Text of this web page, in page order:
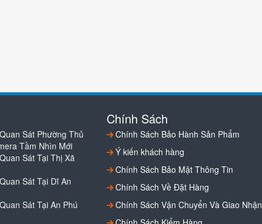
Sát Phường Thủ
Tầm Nhìn Mới
Sát Tại Thị Xã
Sát Tại Dĩ An
Sát Tại An Phú
Chính Sách
Chính Sách Bảo Hành Sản Phẩm
Ý kiến khách hàng
Chính Sách Bảo Mật Thông Tin
Chính Sách Về Đặt Hàng
Chính Sách Vận Chuyển Và Giao Nhận